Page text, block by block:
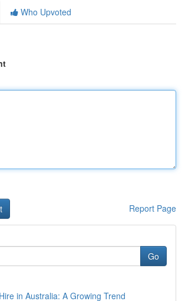
Who Upvoted
Report Page
Go
in Australia: A Growing Trend